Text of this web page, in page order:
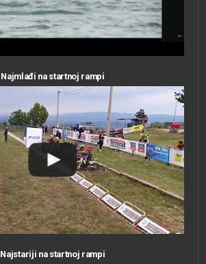
Najmlađi na startnoj rampi
Najstariji na startnoj rampi